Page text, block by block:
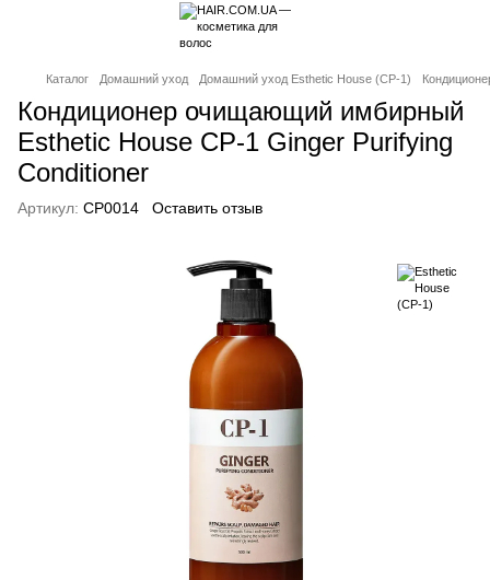
Каталог Домашний уход Домашний уход Esthetic House (CP-1)
Кондиционер очищающий имбирный
Esthetic House CP-1 Ginger Purifying
Conditioner
Артикул: CP0014 Оставить отзыв